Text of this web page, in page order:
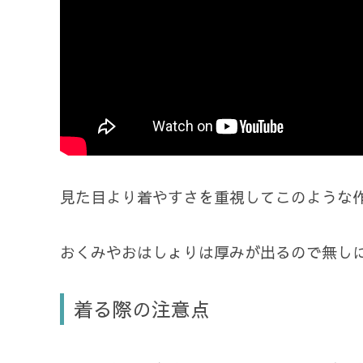
見た目より着やすさを重視してこのような
おくみやおはしょりは厚みが出るので無しに
着る際の注意点